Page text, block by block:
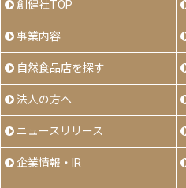
創健社TOP
事業内容
自然食品店を探す
法人の方へ
ニュースリリース
企業情報・IR